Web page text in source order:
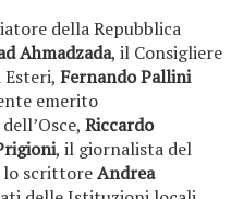
della Repubblica
Ahmadzada, il Consigliere
Fernando Pallini
emerito
Riccardo
, il giornalista del
scrittoreAndrea